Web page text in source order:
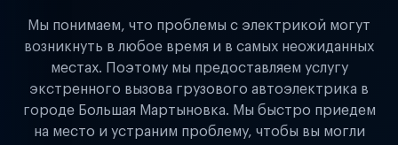
Мы понимаем, что проблемы с электрикой могут
возникнуть в любое время и в самых неожиданных
местах. Поэтому мы предоставляем услугу
экстренного вызова грузового автоэлектрика в
городе Большая Мартыновка. Мы быстро приедем
на место и устраним проблему, чтобы вы могли